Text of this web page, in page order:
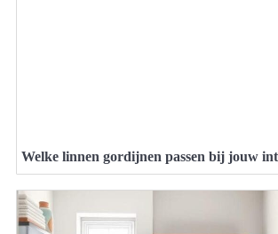
Welke linnen gordijnen passen bij jouw